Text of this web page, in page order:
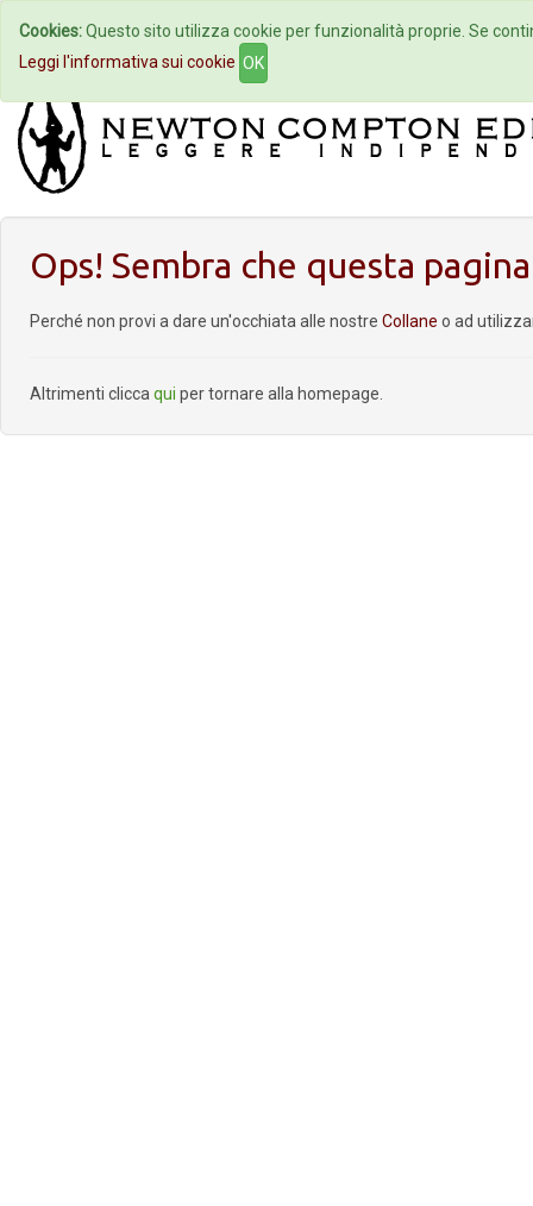
Home Autori Eventi
Ops! Sembra che questa
Perché non provi a dare un'occhiata alle nostre Collane o ad
Altrimenti clicca qui per tornare alla homepage.
Cookies:Questo sito utilizza cookie per funzionalità proprie. Se
Leggi l'informativa sui cookie OK